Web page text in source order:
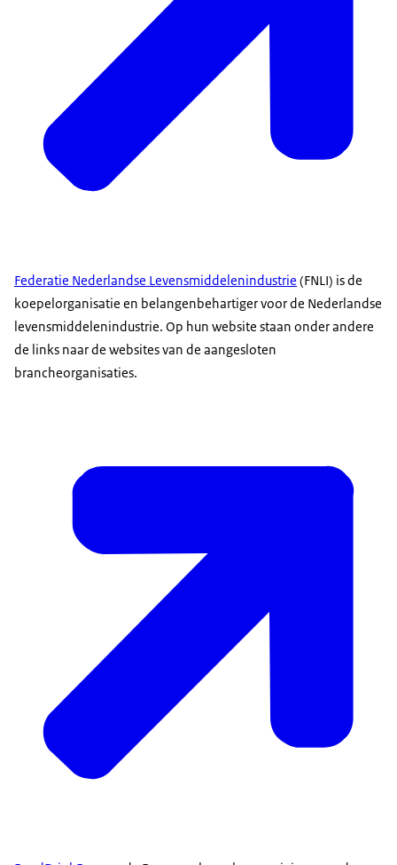
Federatie Nederlandse Levensmiddelenindustrie (FNLI) is de
koepelorganisatie en belangenbehartiger voor de Nederlandse
levensmiddelenindustrie. Op hun website staan onder andere
de links naar de websites van de aangesloten
brancheorganisaties.